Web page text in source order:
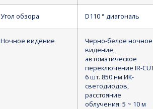
Угол обзора D110 ° диагональ
Ночное видение
Черно-белое ночное
видение,
автоматическое
переключение IR-
6 шт. 850 нм ИК-
светодиодов,
расстояние
облучения: 5 ~ 10 м